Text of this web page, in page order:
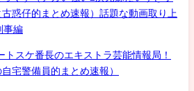
惑仔的まとめ速報）話題な動画取り上
事編
トスケ番長のエキストラ芸能情報局！
宅警備員的まとめ速報）